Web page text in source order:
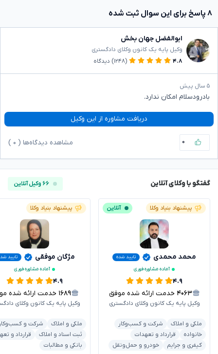
۸ پاسخ برای این سوال ثبت شده
ابوالفضل جهان بخش
وکیل پایه یک کانون وکلای دادگستری
۴.۸
(۱۲۴۸) دیدگاه
۵ سال پیش
بادرودسلام امکان ندارد.
دریافت مشاوره از این وکیل
۰ مشاهده دیدگاه‌ها ( ۰
گفتگو با وکلای آنلاین ۶۶ وکیل آنلاین
پیشنهاد بنیاد وکلا آنلاین
محمد محمدی
تایید شده
آماده مشاوره فوری
۴.۹
۴۰۶۳ خدمت ارائه شده موفق
وکیل پایه یک کانون وکلای دادگستری
ملکی و املاک
شرکت و کسب‌وکار
خانواده
قرارداد و تعهدات
کیفری و جرایم
خودرو و حمل‌ونقل
پیشنهاد بنیاد وکلا
مژگان موفقی
تایید
آماده مشاوره فوری
۴.۹
۱۶۸۹ خدمت ارائه شده موفق
وکیل پایه یک کانون وکلای
ملکی و املاک
شرکت و
ثبت اسناد و املاک
قرارداد و
بانکی و مطالبات